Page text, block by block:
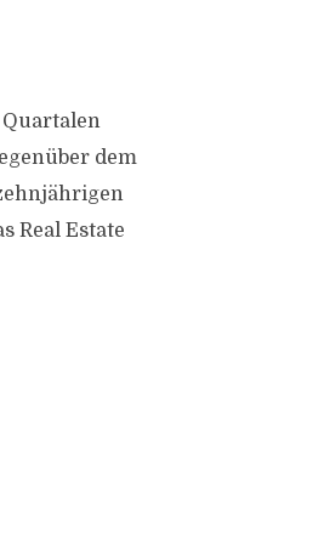
dem
Real Estate